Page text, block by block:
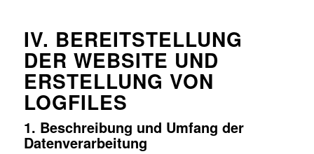
IV. BEREITSTELLUNG
DER WEBSITE UND
ERSTELLUNG VON
LOGFILES
1. Beschreibung und Umfang der
Datenverarbeitung